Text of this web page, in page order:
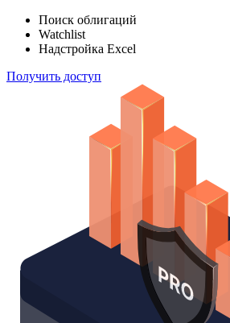
Поиск облигаций
Watchlist
Надстройка Excel
Получить доступ